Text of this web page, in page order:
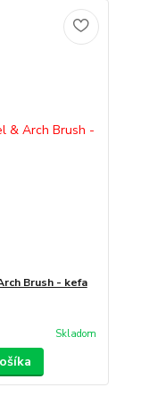
Brush - kefa
Skladom